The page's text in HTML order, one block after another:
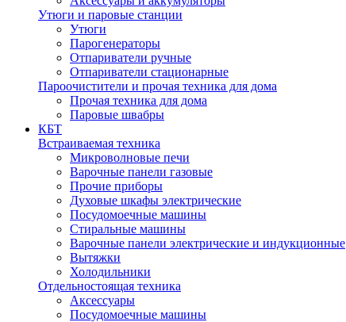
Утюги и паровые станции
Утюги
Парогенераторы
Отпариватели ручные
Отпариватели стационарные
Пароочистители и прочая техника для дома
Прочая техника для дома
Паровые швабры
КБТ
Встраиваемая техника
Микроволновые печи
Варочные панели газовые
Прочие приборы
Духовые шкафы электрические
Посудомоечные машины
Стиральные машины
Варочные панели электрические и индукционные
Вытяжки
Холодильники
Отдельностоящая техника
Аксессуары
Посудомоечные машины